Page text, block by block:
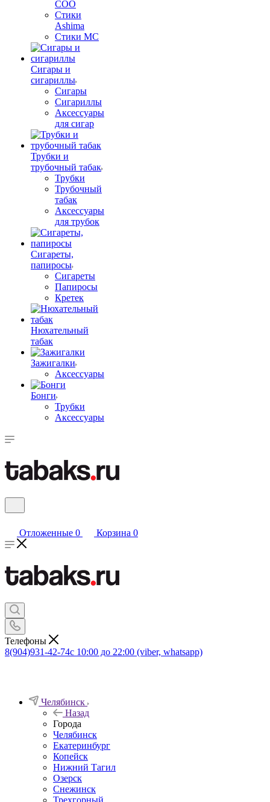
COO
Стики
Ashima
Стики MC
Сигары и
сигариллы
Сигары
Сигариллы
Аксессуары
для сигар
Трубки и
трубочный табак
Трубки
Трубочный
табак
Аксессуары
для трубок
Сигареты,
папиросы
Сигареты
Папиросы
Кретек
Нюхательный
табак
Зажигалки
Аксессуары
Бонги
Трубки
Аксессуары
Отложенные 0 Корзина 0
Телефоны
8(904)931-42-74с 10:00 до 22:00 (viber, whatsapp)
Челябинск
Назад
Города
Челябинск
Екатеринбург
Копейск
Нижний Тагил
Озерск
Снежинск
Трехгорный